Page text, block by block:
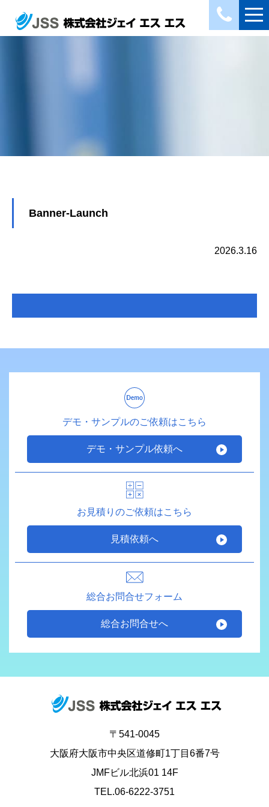
Banner-Launch
2026.3.16
デモ・サンプルのご依頼はこちら
デモ・サンプル依頼へ
お見積りのご依頼はこちら
見積依頼へ
総合お問合せフォーム
総合お問合せへ
〒541-0045
大阪府大阪市中央区道修町1丁目6番7号
JMFビル北浜01 14F
TEL.06-6222-3751